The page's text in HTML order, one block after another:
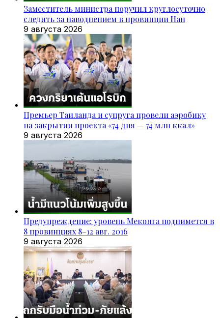
Заместитель министра поручил круглосуточно
следить за наводнением в провинции Нан
9 августа 2026
Премьер Таиланда и супруга провели аэробику
на закрытии проекта «74 дня — 74 млн ккал»
9 августа 2026
Предупреждение: уровень Меконга поднимется в
8 провинциях 8–12 авг. 2016
9 августа 2026